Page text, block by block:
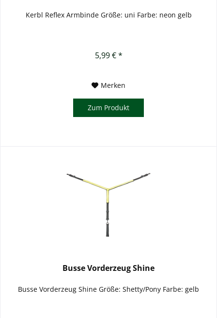
Kerbl Reflex Armbinde Größe: uni Farbe: neon gelb
5,99 € *
Merken
Zum Produkt
Busse Vorderzeug Shine
Busse Vorderzeug Shine Größe: Shetty/Pony Farbe: gelb